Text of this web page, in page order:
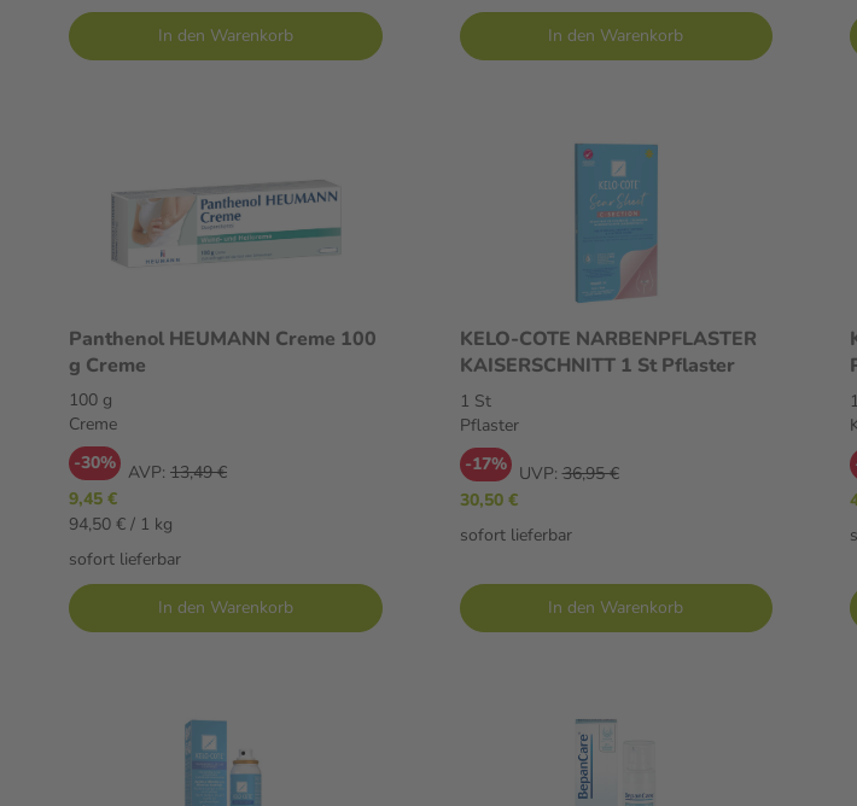
In den Warenkorb In den Warenkorb
Panthenol HEUMANN Creme 100
g Creme
100 g
Creme
-30% AVP: 13,49 €
9,45 €
94,50 € / 1 kg
sofort lieferbar
In den Warenkorb
KELO-COTE NARBENPFLASTER
KAISERSCHNITT 1 St Pflaster
1 St
Pflaster
-17%
UVP: 36,95 €
30,50 €
sofort lieferbar
In den Warenkorb